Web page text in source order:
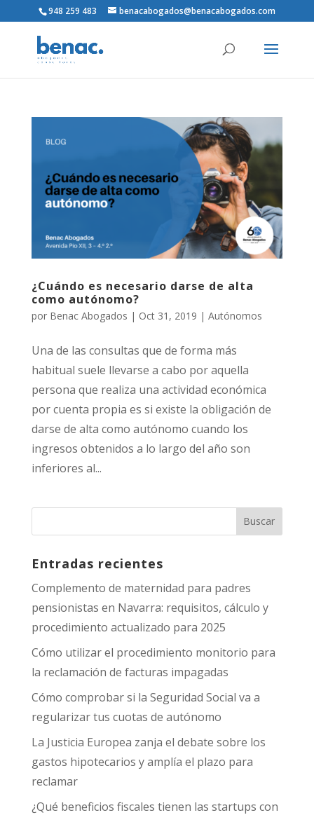
948 259 483 benacabogados@benacabogados.com
¿Cuándo es necesario darse de alta
como autónomo?
por Benac Abogados | Oct 31, 2019 | Autónomos
Una de las consultas que de forma más
habitual suele llevarse a cabo por aquella
persona que realiza una actividad económica
por cuenta propia es si existe la obligación de
darse de alta como autónomo cuando los
ingresos obtenidos a lo largo del año son
inferiores al...
Entradas recientes
Complemento de maternidad para padres
pensionistas en Navarra: requisitos, cálculo y
procedimiento actualizado para 2025
Cómo utilizar el procedimiento monitorio para
la reclamación de facturas impagadas
Cómo comprobar si la Seguridad Social va a
regularizar tus cuotas de autónomo
La Justicia Europea zanja el debate sobre los
gastos hipotecarios y amplía el plazo para
reclamar
¿Qué beneficios fiscales tienen las startups con